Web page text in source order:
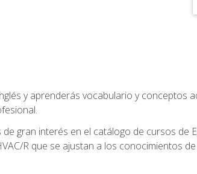
y aprenderás vocabulario y
gran interés en el catálogo de cursos de
R que se ajustan a los conocimientos